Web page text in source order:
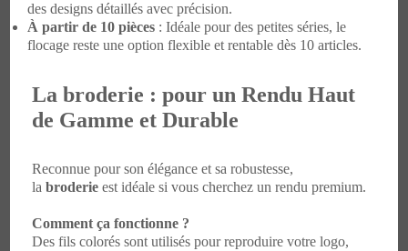
des designs détaillés avec précision.
À partir de 10 pièces: Idéale pour des petites séries, le
flocage reste une option flexible et rentable dès 10 articles.
La broderie : pour un Rendu Haut
de Gamme et Durable
Reconnue pour son élégance et sa robustesse,
la broderieest idéale si vous cherchez un rendu premium.
Comment ça fonctionne ?
Des fils colorés sont utilisés pour reproduire votre logo,